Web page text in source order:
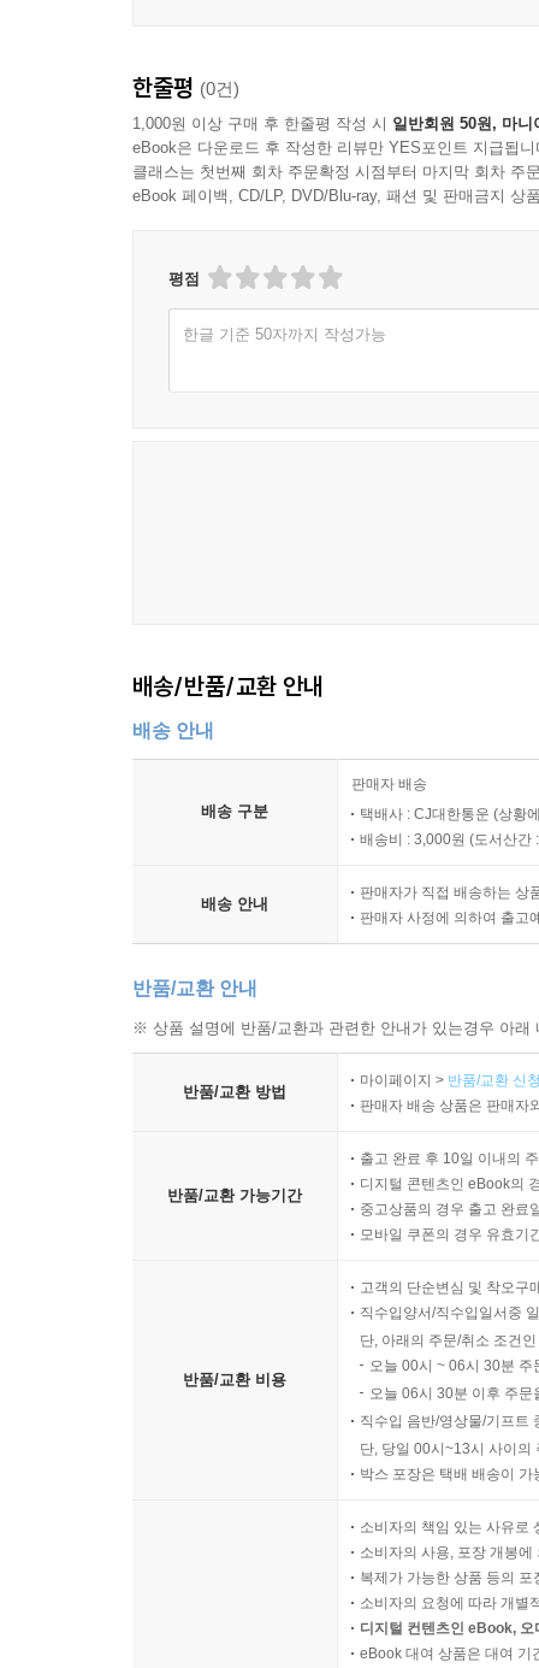
한줄평 (0건)
1,000원 이상 구매 후 한줄평 작성 시 일반회원 50원, 마니
eBook은 다운로드 후 작성한 리뷰만 YES포인트 지급됩니
클래스는 첫번째 회차 주문확정 시점부터 마지막 회차 주
eBook 페이백, CD/LP, DVD/Blu-ray, 패션 및 판매금지 상
평점
한글 기준 50자까지 작성가능
배송/반품/교환 안내
배송 안내
배송 구분
판매자 배송
택배사 : CJ대한통운 (상황
배송비 : 3,000원 (도서산간
배송 안내
판매자가 직접 배송하는 상
판매자 사정에 의하여 출고
반품/교환 안내
※ 상품 설명에 반품/교환과 관련한 안내가 있는경우 아
반품/교환 방법
마이페이지 > 반품/교환 신
판매자 배송 상품은 판매자
반품/교환 가능기간
출고 완료 후 10일 이내의
디지털 콘텐츠인 eBook의
중고상품의 경우 출고 완료
모바일 쿠폰의 경우 유효기
반품/교환 비용
고객의 단순변심 및 착오구
직수입양서/직수입일서중
단, 아래의 주문/취소 조건
오늘 00시 ~ 06시 30분
오늘 06시 30분 이후 주
직수입 음반/영상물/기프트
단, 당일 00시~13시 사이의
박스 포장은 택배 배송이
소비자의 책임 있는 사유로
소비자의 사용, 포장 개봉
복제가 가능한 상품 등의
소비자의 요청에 따라 개별
디지털 컨텐츠인 eBook,
eBook 대여 상품은 대여 기